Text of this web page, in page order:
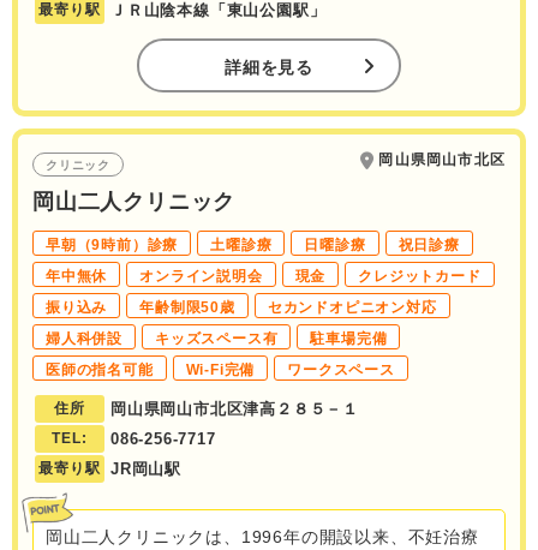
最寄り駅 ＪＲ山陰本線「東山公園駅」
詳細を見る
クリニック 岡山県岡山市北区
岡山二人クリニック
早朝（9時前）診療 土曜診療 日曜診療
祝日診療
年中無休
オンライン説明会 現金
クレジットカード
振り込み
年齢制限50歳
セカンドオピニオン対応
婦人科併設
キッズスペース有
駐車場完備
医師の指名可能
Wi-Fi完備 ワークスペース
住所 岡山県岡山市北区津高２８５－１
TEL: 086-256-7717
最寄り駅 JR岡山駅
岡山二人クリニックは、1996年の開設以来、不妊治療